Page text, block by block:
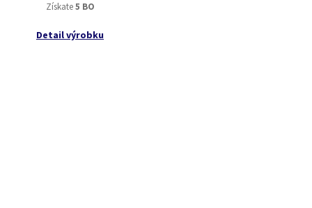
Získate5 BO
Detail výrobku